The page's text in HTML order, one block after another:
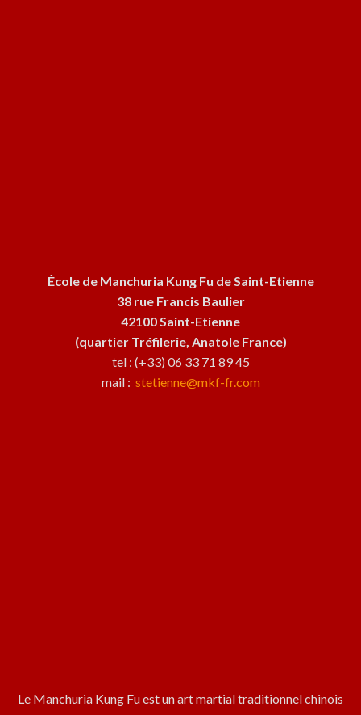
École de Manchuria Kung Fu de Saint-Etienne
38 rue Francis Baulier
42100 Saint-Etienne
(quartier Tréfilerie, Anatole France)
tel : (+33) 06 33 71 89 45
mail : stetienne@mkf-fr.com
Le Manchuria Kung Fu est un art martial traditionnel chinois